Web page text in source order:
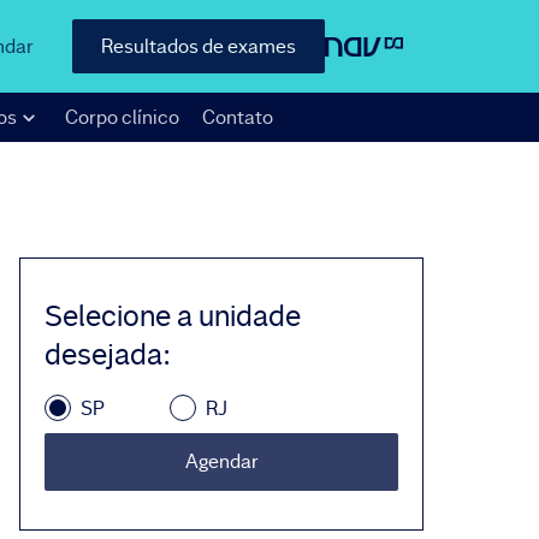
Resultados de exames
Corpo clínico Contato
Selecione a unidade
desejada:
SP RJ
Agendar